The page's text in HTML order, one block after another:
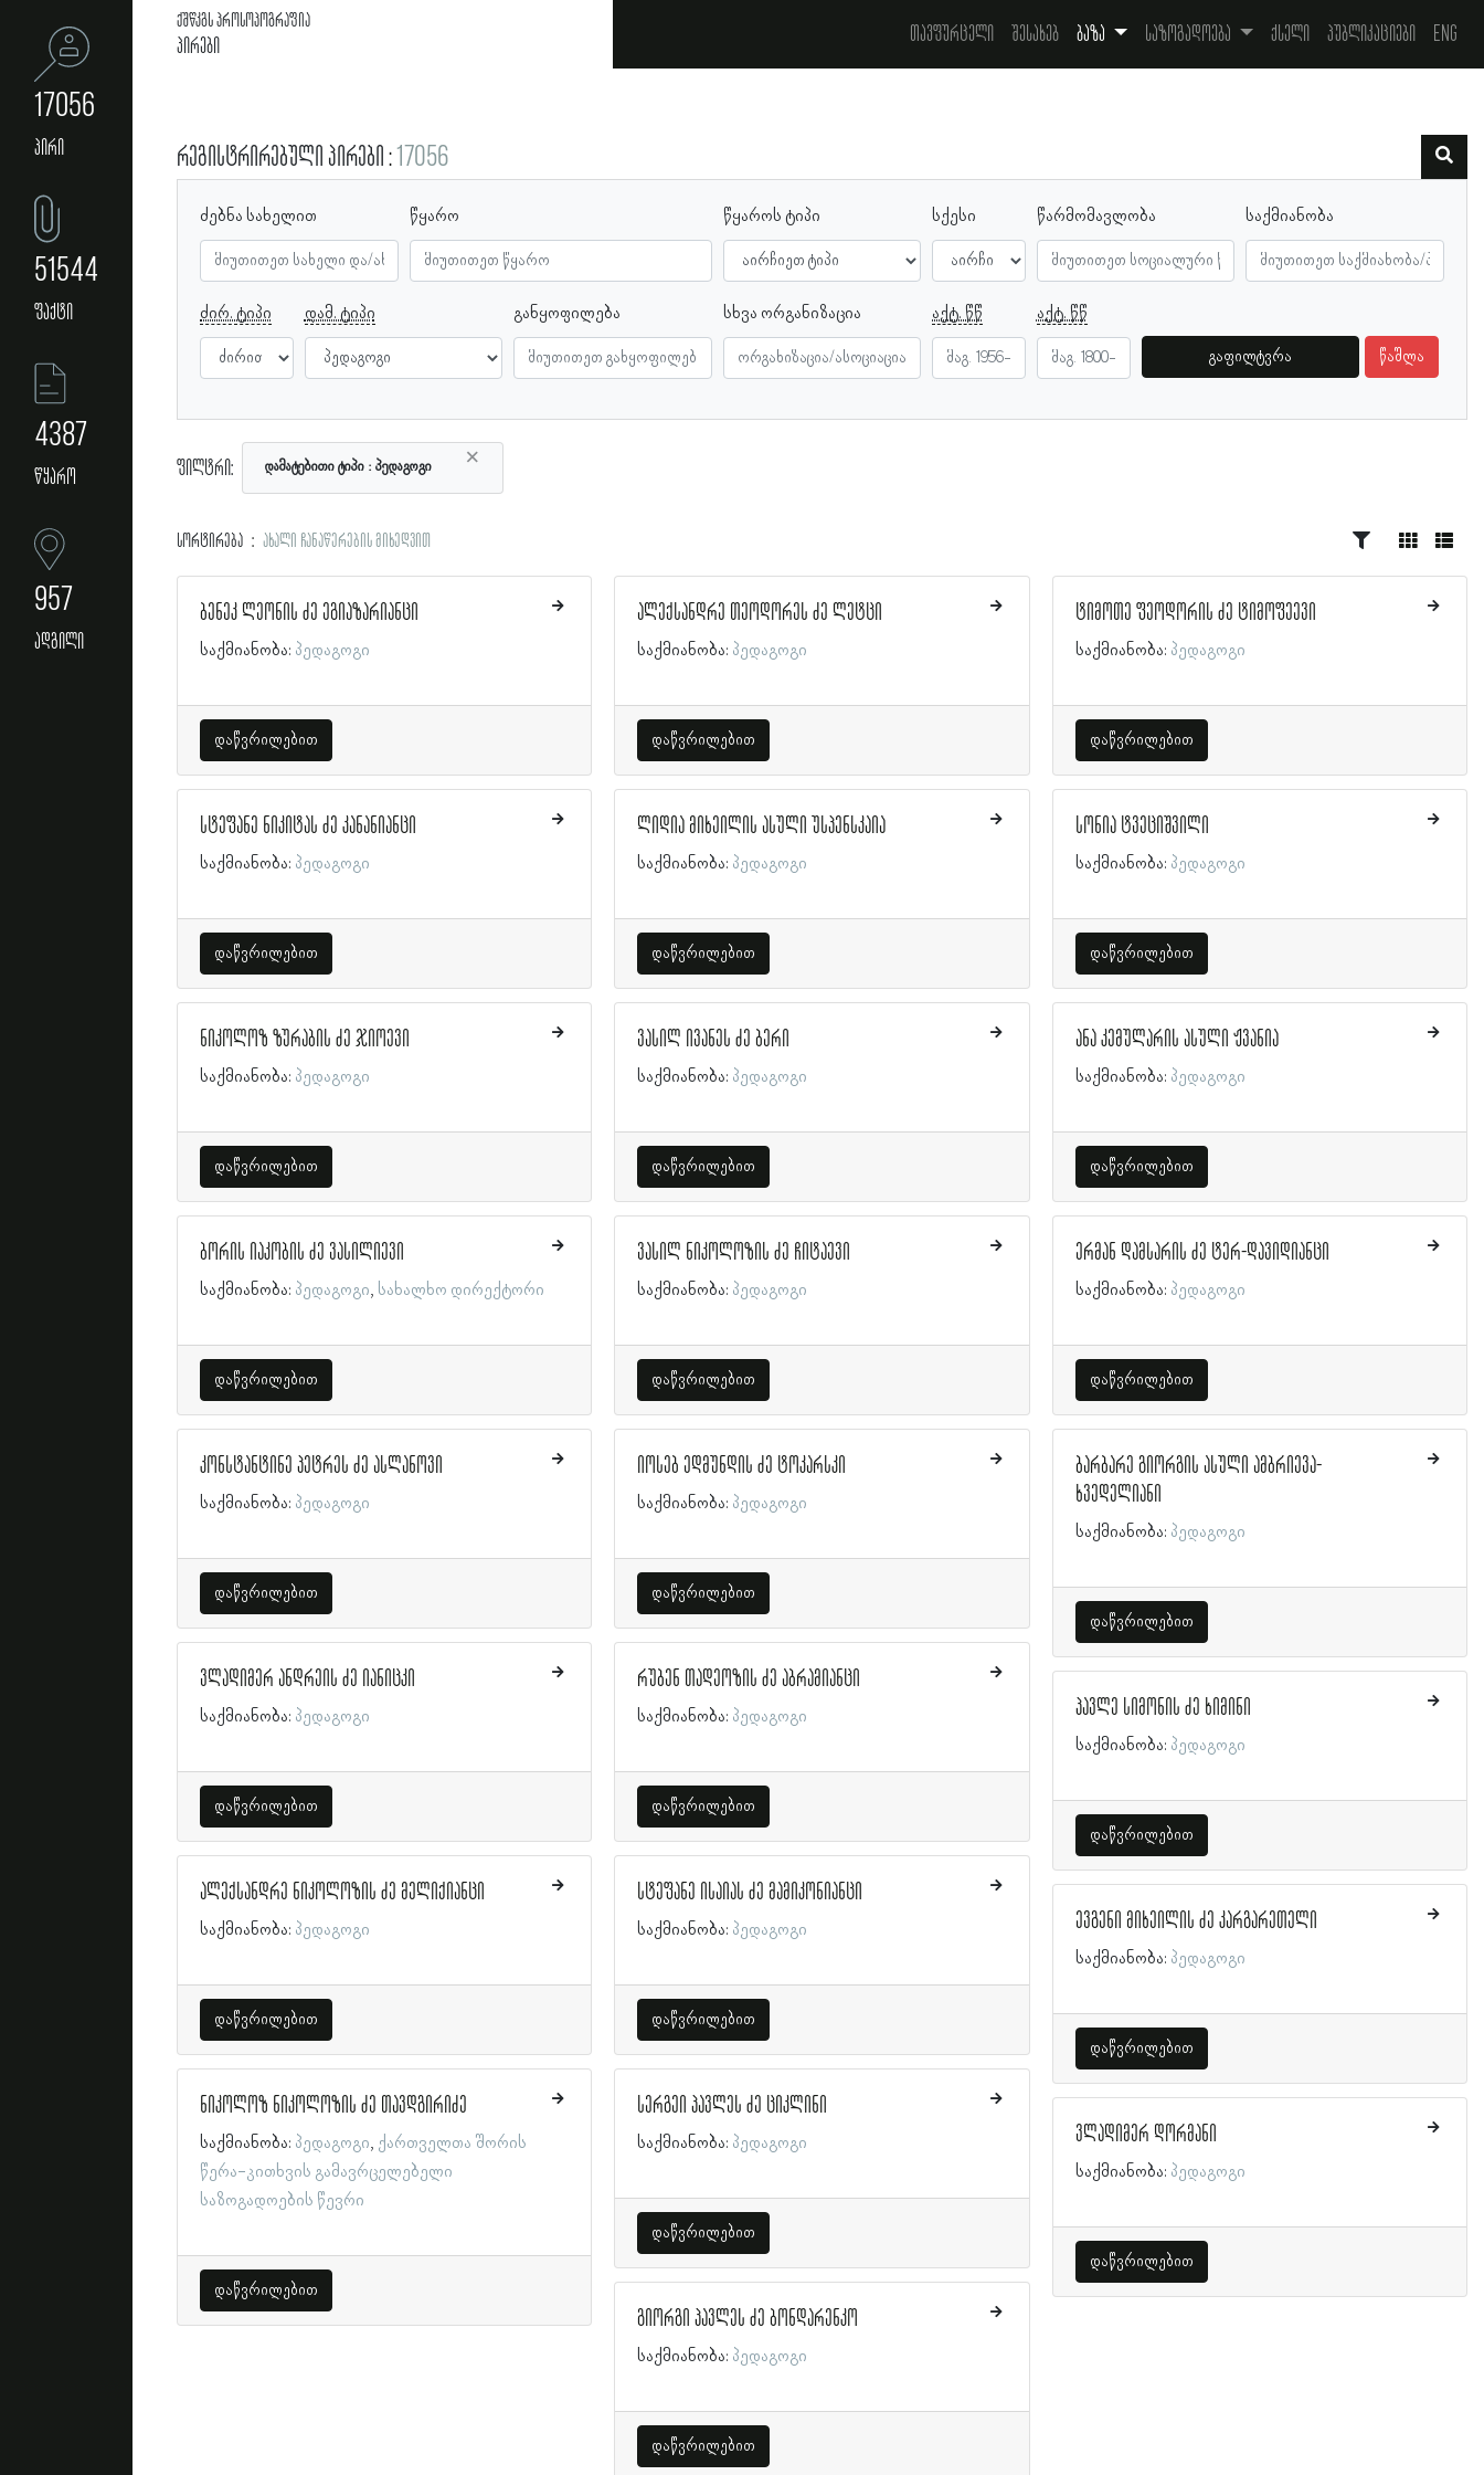
17056
პირი
51544
ფაქტი
4387
წყარო
957
ადგილი
ქშწკგს პროსოპოგრაფია
პირები თავფურცელი შესახებ ბაზა საზოგადოება ქსელი პუბლიკაციები Eng
რეგისტრირებული პირები 17056
ძებნა სახელით წყარო წყაროს ტიპი სქესი წარმომავლობა საქმიანობა
ძირ. ტიპი დამ. ტიპი განყოფილება სხვა ორგანიზაცია აქტ. წწ აქტ. წწ
გაფილტვრა წაშლა
ფილტრი: ×
დამატებითი ტიპი პედაგოგი
სორტირება ახალი ჩანაწერების მიხედვით
ბენეკ ლეონის ძე ეგიაზარიანცი
საქმიანობა: პედაგოგი
დაწვრილებით
სტეფანე ნიკიტას ძე კანანიანცი
საქმიანობა: პედაგოგი
დაწვრილებით
ნიკოლოზ ზურაბის ძე ჯიოევი
საქმიანობა: პედაგოგი
დაწვრილებით
ბორის იაკობის ძე ვასილიევი
საქმიანობა: პედაგოგი სახალხო დირექტორი
დაწვრილებით
კონსტანტინე პეტრეს ძე ასლანოვი
საქმიანობა: პედაგოგი
დაწვრილებით
ვლადიმერ ანდრეის ძე იანიცკი
საქმიანობა: პედაგოგი
დაწვრილებით
ალექსანდრე ნიკოლოზის ძე მელიქიანცი
საქმიანობა: პედაგოგი
დაწვრილებით
ნიკოლოზ ნიკოლოზის ძე თავდგირიძე
საქმიანობა: პედაგოგი ქართველთა შორის
წერა-კითხვის გამავრცელებელი
საზოგადოების წევრი
დაწვრილებით
ალექსანდრე თეოდორეს ძე ლეტცი
საქმიანობა: პედაგოგი
დაწვრილებით
ლიდია მიხეილის ასული უსპენსკაია
საქმიანობა: პედაგოგი
დაწვრილებით
ვასილ ივანეს ძე ბერი
საქმიანობა: პედაგოგი
დაწვრილებით
ვასილ ნიკოლოზის ძე ჩიტაევი
საქმიანობა: პედაგოგი
დაწვრილებით
იოსებ ედმუნდის ძე ტოკარსკი
საქმიანობა: პედაგოგი
დაწვრილებით
რუბენ თადეოზის ძე აბრამიანცი
საქმიანობა: პედაგოგი
დაწვრილებით
სტეფანე ისაიას ძე მამიკონიანცი
საქმიანობა: პედაგოგი
დაწვრილებით
სერგეი პავლეს ძე ციკლინი
საქმიანობა: პედაგოგი
დაწვრილებით
გიორგი პავლეს ძე ბონდარენკო
საქმიანობა: პედაგოგი
დაწვრილებით
ტიმოთე ფეოდორის ძე ტიმოფეევი
საქმიანობა: პედაგოგი
დაწვრილებით
სონია ტვეციშვილი
საქმიანობა: პედაგოგი
დაწვრილებით
ანა კემულარის ასული ჟვანია
საქმიანობა: პედაგოგი
დაწვრილებით
ერმან დამსარის ძე ტერ-დავიდიანცი
საქმიანობა: პედაგოგი
დაწვრილებით
ბარბარე გიორგის ასული ამბრიევა-
ხვედელიანი
საქმიანობა: პედაგოგი
დაწვრილებით
პავლე სიმონის ძე ხიმინი
საქმიანობა: პედაგოგი
დაწვრილებით
ევგენი მიხეილის ძე კარგარეთელი
საქმიანობა: პედაგოგი
დაწვრილებით
ვლადიმერ დორმანი
საქმიანობა: პედაგოგი
დაწვრილებით